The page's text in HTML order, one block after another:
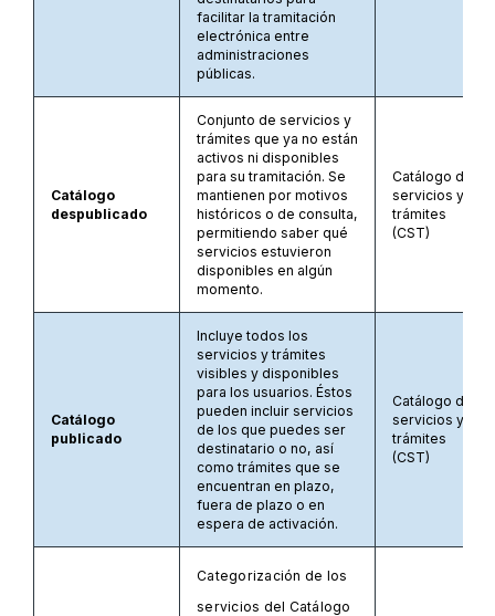
facilitar la tramitación
electrónica entre
administraciones
públicas.
Catálogo
despublicado
Conjunto de servicios y
trámites que ya no están
activos ni disponibles
para su tramitación. Se
mantienen por motivos
históricos o de consulta,
permitiendo saber qué
servicios estuvieron
disponibles en algún
momento.
Catálogo de
servicios y
trámites
(CST)
Catálogo
publicado
Incluye todos los
servicios y trámites
visibles y disponibles
para los usuarios. Éstos
pueden incluir servicios
de los que puedes ser
destinatario o no, así
como trámites que se
encuentran en plazo,
fuera de plazo o en
espera de activación.
Catálogo de
servicios y
trámites
(CST)
Categorización de los
servicios del Catálogo